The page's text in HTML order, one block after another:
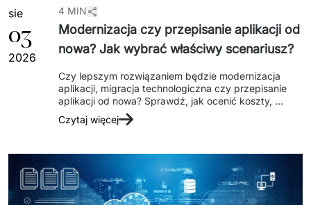
↳ Migracja do chmury Azure
↳ Migracje Chmurowe
↳ Audyt aplikacji legacy
Outsourcing IT
Dedykowany zespół IT
Infrastruktura IT
sie
03
2026
4 MIN
Modernizacja czy przepisanie aplikacji od
nowa? Jak wybrać właściwy scenariusz?
Czy lepszym rozwiązaniem będzie modernizacja
aplikacji, migracja technologiczna czy przepisanie
aplikacji od nowa? Sprawdź, jak ocenić koszty,
ryzyko, dług technologiczny i wybrać scenariusz
dopasowany do potrzeb biznesowych oraz stanu
Czytaj więcej